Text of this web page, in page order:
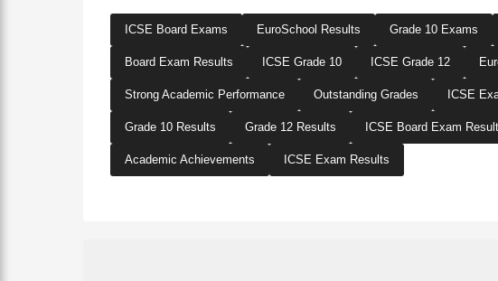
ICSE Board Exams EuroSchool Results Grade 10 Exams
Board Exam Results ICSE Grade 10 ICSE Grade 12
Strong Academic Performance Outstanding Grades ICSE
Grade 10 Results Grade 12 Results ICSE Board Exam
Academic Achievements ICSE Exam Results